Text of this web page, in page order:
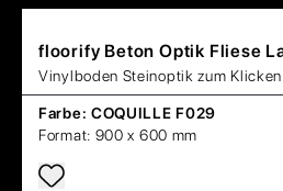
floorify Beton Optik Fliese
Vinylboden Steinoptik zum Klicken
Farbe: COQUILLE F029
Format: 900 x 600 mm